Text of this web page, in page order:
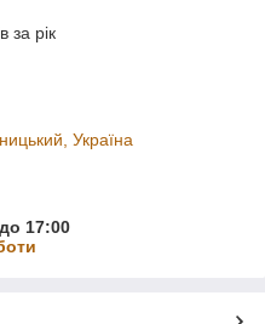
за рік
Україна
17:00